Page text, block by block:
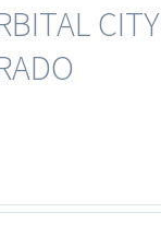
CITY